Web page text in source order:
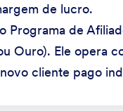
de lucro.
Programa de
Ouro). Ele opera
cliente pago